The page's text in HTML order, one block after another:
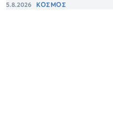
5.8.2026 ΚΟΣΜΟΣ